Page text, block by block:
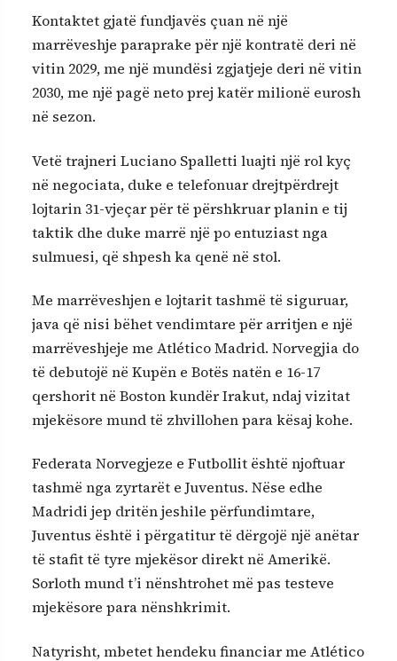
Kontaktet gjatë fundjavës çuan në një
marrëveshje paraprake për një kontratë deri në
vitin 2029, me një mundësi zgjatjeje deri në vitin
2030, me një pagë neto prej katër milionë eurosh
në sezon.
Vetë trajneri Luciano Spalletti luajti një rol kyç
në negociata, duke e telefonuar drejtpërdrejt
lojtarin 31-vjeçar për të përshkruar planin e tij
taktik dhe duke marrë një po entuziast nga
sulmuesi, që shpesh ka qenë në stol.
Me marrëveshjen e lojtarit tashmë të siguruar,
java që nisi bëhet vendimtare për arritjen e një
marrëveshjeje me Atlético Madrid. Norvegjia do
të debutojë në Kupën e Botës natën e 16-17
qershorit në Boston kundër Irakut, ndaj vizitat
mjekësore mund të zhvillohen para kësaj kohe.
Federata Norvegjeze e Futbollit është njoftuar
tashmë nga zyrtarët e Juventus. Nëse edhe
Madridi jep dritën jeshile përfundimtare,
Juventus është i përgatitur të dërgojë një anëtar
të stafit të tyre mjekësor direkt në Amerikë.
Sorloth mund t’i nënshtrohet më pas testeve
mjekësore para nënshkrimit.
Natyrisht, mbetet hendeku financiar me Atlético